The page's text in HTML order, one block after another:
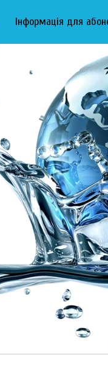
Інформація для